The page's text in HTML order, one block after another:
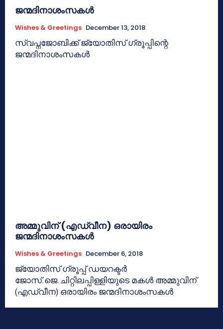
ജന്മദിനാശംസകള്‍
Wishes & Greetings December 13, 2018
സ്വപ്നജോബിക്ക് ജ്യോതിസ് ഗ്രൂപ്പിന്റെ
അമ്മുവിന് (എഡ്വീന) ഒരായിരം
ജന്മദിനാശംസകള്‍
Wishes & Greetings December 6, 2018
ജ്യോതിസ് ഗ്രൂപ്പ് ഡയറക്ടര്‍
ജോസ്.ജെ.ചിറ്റിലപ്പിള്ളിയുടെ മകള്‍ അമ്മുവിന്
(എഡ്വീന) ഒരായിരം ജന്മദിനാശംസകള്‍